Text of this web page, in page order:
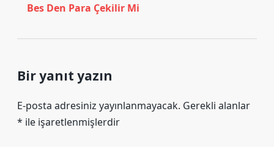
Bes Den Para Çekilir Mi
Bir yanıt yazın
E-posta adresiniz yayınlanmayacak. Gerekli alanlar
* ile işaretlenmişlerdir